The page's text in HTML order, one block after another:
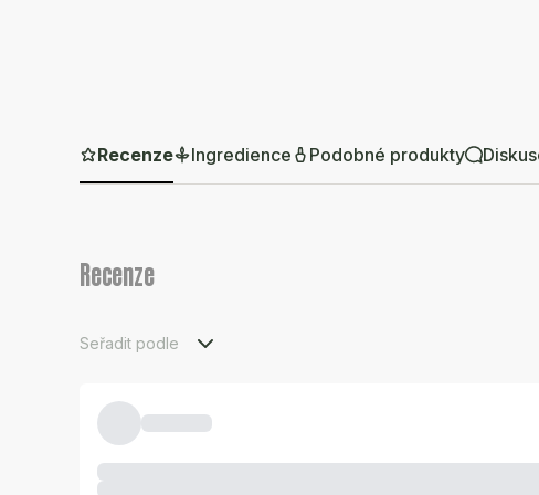
Recenze Ingredience Podobné produkty
Recenze
Seřadit podle